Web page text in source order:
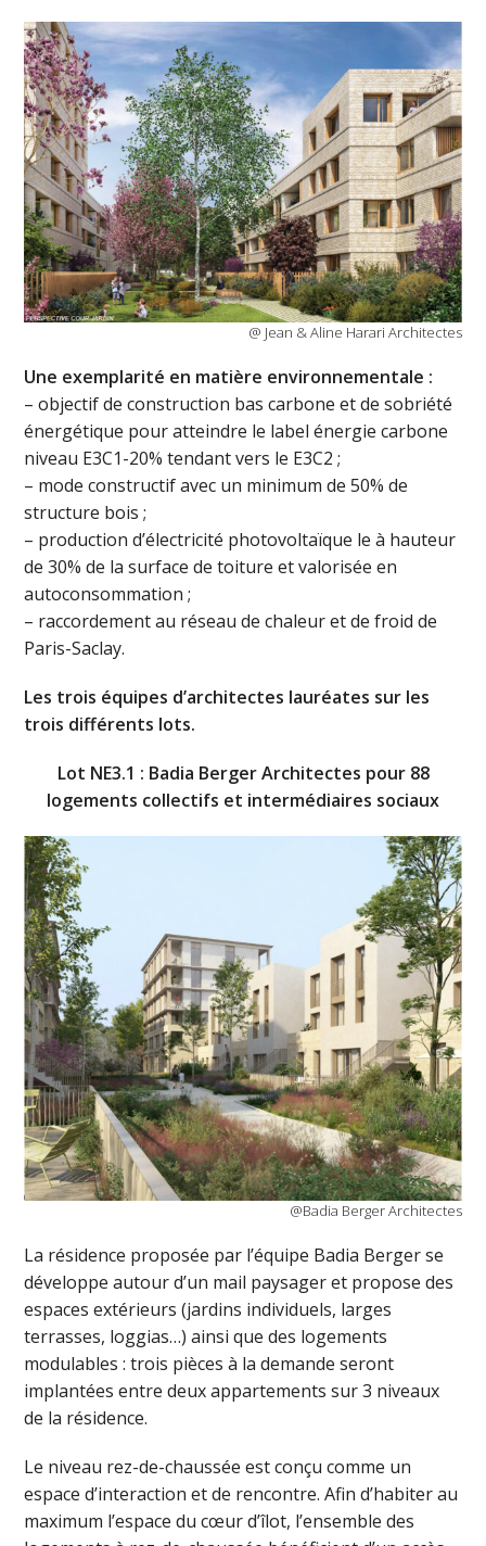
@ Jean & Aline Harari Architectes
Une exemplarité en matière environnementale :
– objectif de construction bas carbone et de sobriété
énergétique pour atteindre le label énergie carbone
niveau E3C1-20% tendant vers le E3C2 ;
– mode constructif avec un minimum de 50% de
structure bois ;
– production d’électricité photovoltaïque le à hauteur
de 30% de la surface de toiture et valorisée en
autoconsommation ;
– raccordement au réseau de chaleur et de froid de
Paris-Saclay.
Les trois équipes d’architectes lauréates sur les
trois différents lots.
Lot NE3.1 : Badia Berger Architectes pour 88
logements collectifs et intermédiaires sociaux
@Badia Berger Architectes
La résidence proposée par l’équipe Badia Berger se
développe autour d’un mail paysager et propose des
espaces extérieurs (jardins individuels, larges
terrasses, loggias…) ainsi que des logements
modulables : trois pièces à la demande seront
implantées entre deux appartements sur 3 niveaux
de la résidence.
Le niveau rez-de-chaussée est conçu comme un
espace d’interaction et de rencontre. Afin d’habiter au
maximum l’espace du cœur d’îlot, l’ensemble des